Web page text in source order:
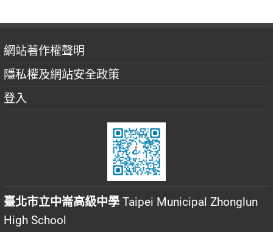
網站著作權聲明
隱私權及網站安全政策
登入
臺北市立中崙高級中學 Taipei Municipal Zhonglun
High School